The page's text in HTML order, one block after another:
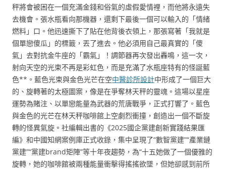
秤將會被困在一個充滿金錢和俗氣的虛假愛情裡，而他將永遠失
去機會。張水瓶看向那機器，還剩下最後一個可以輸入的「情緒
燃料」口。他迅速撕下了貼在他背後衣領上，那張寫著「我就是
個單戀傻瓜」的標籤，丟了進去。他必須用自己最真實的「傻
氣」去對抗金牛座的「霸氣」！調節器再次發出轟鳴，這一次，
射向天空的光束不再是彩虹色，而是充滿了水瓶座特有的怪誕藍
色**。藍色光束與金色光芒在空中醫診所設計中形成了一個巨大
的、旋轉著的太極圖案，像是在爭奪林天秤的靈魂。這場以星座
運勢為賭注、以單戀能量為武器的荒唐戰爭，正式打響了。藍色
與金色的光芒在林天秤咖啡館上空劇烈衝撞，創造出一個不斷旋
轉的怪異氣旋。社編輯出書的《2025國企黨建創新實踐結果匯
編》和中國知網案例庫正式收錄，集中呈現了“數智黨建”“產業鏈
黨建”“黨建brand矩陣”等十年夜趨勢，為“十五她做了一個優雅的
旋轉，她的咖啡館被兩種能量衝擊得搖搖欲墜，但她卻感到前所